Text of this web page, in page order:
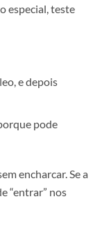
produto próprio
pano húmido e
de
seguido de